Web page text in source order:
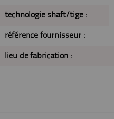
technologie shaft/tige :
référence fournisseur :
lieu de fabrication :